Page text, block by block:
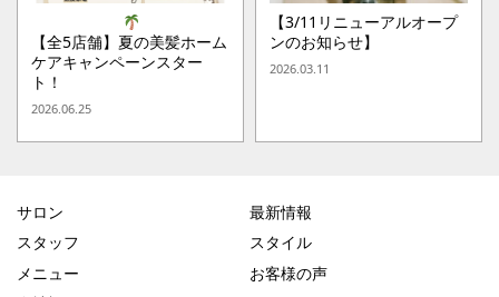
【全5店舗】夏の美髪ホーム
ケアキャンペーンスター
ト！
2026.06.25
【3/11リニューアルオープ
ンのお知らせ】
2026.03.11
サロン
最新情報
スタッフ
スタイル
メニュー
お客様の声